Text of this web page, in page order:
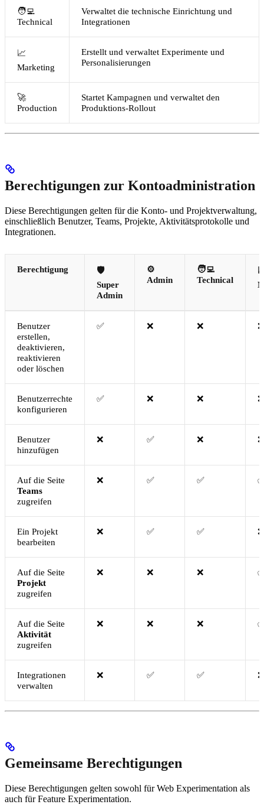
🧑‍💻
Technical
Verwaltet die technische Einrichtung und
Integrationen
📈
Marketing
Erstellt und verwaltet Experimente und
Personalisierungen
🚀
Production
Startet Kampagnen und verwaltet den
Produktions-Rollout
Berechtigungen zur Kontoadministration
Diese Berechtigungen gelten für die Konto- und Projektverwaltung,
einschließlich Benutzer, Teams, Projekte, Aktivitätsprotokolle und
Integrationen.
Berechtigung
🛡️
Super
Admin
⚙️
Admin
🧑‍💻
Technical
Benutzer
erstellen,
deaktivieren,
reaktivieren
oder löschen
✅ ❌ ❌ ❌
Benutzerrechte
konfigurieren
✅ ❌ ❌ ❌
Benutzer
hinzufügen
❌ ✅ ❌ ❌
Auf die Seite
Teams
zugreifen
❌ ✅ ✅
Ein Projekt
bearbeiten
❌ ✅ ✅ ❌
Auf die Seite
Projekt
zugreifen
❌ ❌ ❌
Auf die Seite
Aktivität
zugreifen
❌ ❌ ❌
Integrationen
verwalten
❌ ✅ ✅ ❌
Gemeinsame Berechtigungen
Diese Berechtigungen gelten sowohl für Web Experimentation als
auch für Feature Experimentation.